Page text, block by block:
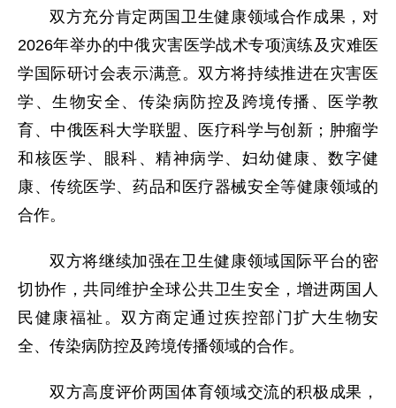
双方充分肯定两国卫生健康领域合作成果，对
2026年举办的中俄灾害医学战术专项演练及灾难医
学国际研讨会表示满意。双方将持续推进在灾害医
学、生物安全、传染病防控及跨境传播、医学教
育、中俄医科大学联盟、医疗科学与创新；肿瘤学
和核医学、眼科、精神病学、妇幼健康、数字健
康、传统医学、药品和医疗器械安全等健康领域的
合作。
双方将继续加强在卫生健康领域国际平台的密
切协作，共同维护全球公共卫生安全，增进两国人
民健康福祉。双方商定通过疾控部门扩大生物安
全、传染病防控及跨境传播领域的合作。
双方高度评价两国体育领域交流的积极成果，